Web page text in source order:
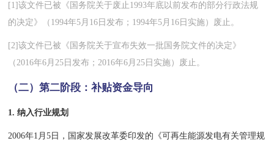
[1]该文件已被《国务院关于废止1993年底以前发布的部分行政法规
的决定》（1994年5月16日发布；1994年5月16日实施）废止。
[2]该文件已被《国务院关于宣布失效一批国务院文件的决定》
（2016年6月25日发布；2016年6月25日实施）废止。
（二）第二阶段：补贴资金导向
1.纳入行业规划
2006年1月5日，国家发展改革委印发的《可再生能源发电有关管理规